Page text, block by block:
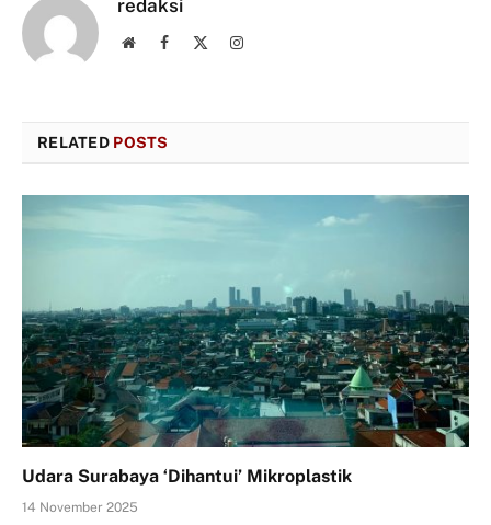
redaksi
WebsiteFacebook Instagram
RELATED POSTS
Udara Surabaya ‘Dihantui’ Mikroplastik
14 November 2025